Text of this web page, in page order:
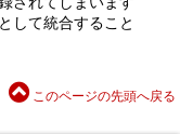
して統合すること
このページの先頭へ戻る